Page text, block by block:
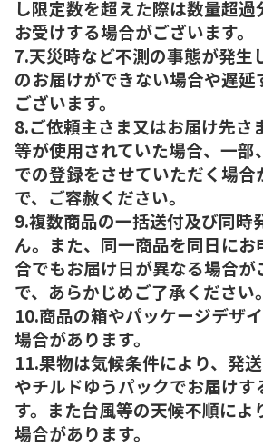
し限定数を超えた際は数量超過
お受けする場合がございます。
7.天災時など不測の事態が発生
のお届けができない場合や遅
ございます。
8.ご依頼主さま又はお届け先さ
等が使用されていた場合、一部
での登録をさせていただく場合
で、ご容赦ください。
9.複数商品の一括送付及び同時
ん。また、同一商品を同日にお
合でもお届け日が異なる場合が
で、あらかじめご了承ください。
10.商品の箱やパッケージデザ
場合があります。
11.果物は気候条件により、発
やチルドゆうパックでお届けす
す。また台風等の天候不順によ
場合があります。